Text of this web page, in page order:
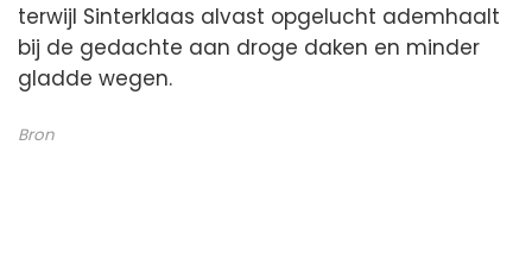
terwijl Sinterklaas alvast opgelucht ademhaalt
bij de gedachte aan droge daken en minder
gladde wegen.
Bron